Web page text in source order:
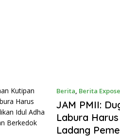
Berita, Berita Expose
JAM PMII:
Labura
Ladang